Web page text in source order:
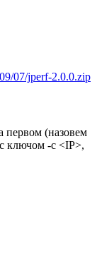
07/jperf-2.0.0.zip
первом (назовем
ключом -c <IP>,